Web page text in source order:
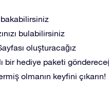
bakabilirsiniz
bulabilirsiniz
oluşturacağız
bir hediye paketi
olmanın keyfini çıkarın!